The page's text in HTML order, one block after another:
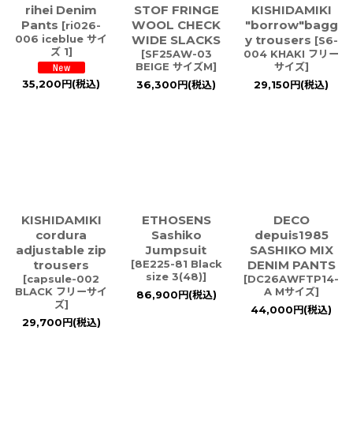
rihei Denim
Pants [ri026-
006 iceblue サイ
ズ 1]
35,200円(税込)
STOF FRINGE
WOOL CHECK
WIDE SLACKS
[SF25AW-03
BEIGE サイズM]
36,300円(税込)
KISHIDAMIKI
"borrow"bagg
y trousers [S6-
004 KHAKI フリー
サイズ]
29,150円(税込)
KISHIDAMIKI
cordura
adjustable zip
trousers
[capsule-002
BLACK フリーサイ
ズ]
29,700円(税込)
ETHOSENS
Sashiko
Jumpsuit
[8E225-81 Black
size 3(48)]
86,900円(税込)
DECO
depuis1985
SASHIKO MIX
DENIM PANTS
[DC26AWFTP14-
A Mサイズ]
44,000円(税込)